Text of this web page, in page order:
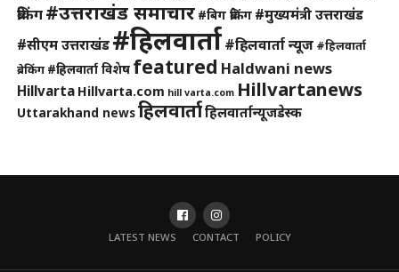
ब्रेकिंग#उत्तराखंड समाचार #बिग ब्रेकिंग #मुख्यमंत्री उत्तराखंड
#सीएम उत्तराखंड #हिलवार्ता#हिलवार्ता न्यूज #हिलवार्ता
ब्रेकिंग #हिलवार्ता विशेष featured Haldwani news
Hillvarta Hillvarta.com hill varta.com Hillvartanews
Uttarakhand newsहिलवार्ताहिलवार्तान्यूजडेस्क
LATEST NEWS CONTACT POLICY